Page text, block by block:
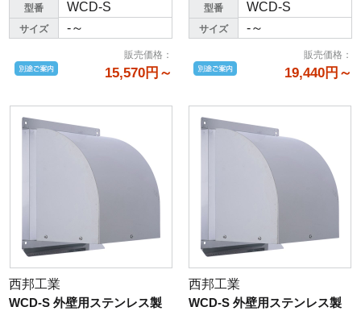
型番 WCD-S
サイズ -～
販売価格 ：
15,570円～
型番 WCD-S
サイズ -～
販売価格 ：
19,440円～
西邦工業
WCD-S 外壁用ステンレス製
西邦工業
WCD-S 外壁用ステンレス製